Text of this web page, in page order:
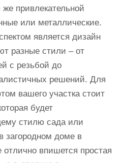
же привлекательной
или металлические.
является дизайн
разные стили – от
с резьбой до
решений. Для
вашего участка стоит
будет
стилю сада или
загородном доме в
отлично впишется простая